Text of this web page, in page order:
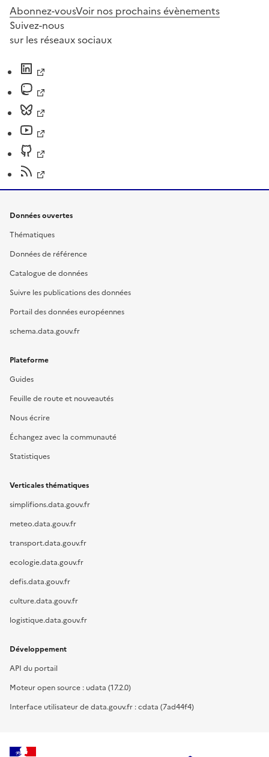
Abonnez-vousVoir nos prochains évènements
Suivez-nous
sur les réseaux sociaux
Données ouvertes
Thématiques
Données de référence
Catalogue de données
Suivre les publications des données
Portail des données européennes
schema.data.gouv.fr
Plateforme
Guides
Feuille de route et nouveautés
Nous écrire
Échangez avec la communauté
Statistiques
Verticales thématiques
simplifions.data.gouv.fr
meteo.data.gouv.fr
transport.data.gouv.fr
ecologie.data.gouv.fr
defis.data.gouv.fr
culture.data.gouv.fr
logistique.data.gouv.fr
Développement
API du portail
Moteur open source : udata (17.2.0)
Interface utilisateur de data.gouv.fr : cdata (7ad44f4)